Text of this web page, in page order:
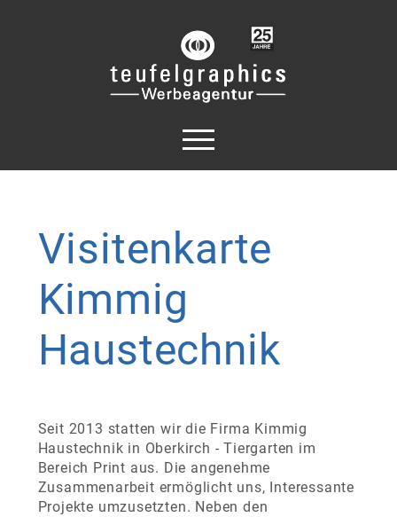
Visitenkarte
Kimmig
Haustechnik
Seit 2013 statten wir die Firma Kimmig
Haustechnik in Oberkirch - Tiergarten im
Bereich Print aus. Die angenehme
Zusammenarbeit ermöglicht uns, Interessante
Projekte umzusetzten. Neben den